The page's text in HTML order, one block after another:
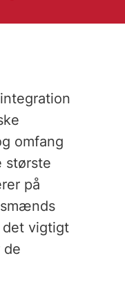
omfang
største
på
det vigtigt
de